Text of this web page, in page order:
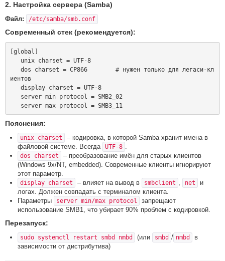
2. Настройка сервера (Samba)
Файл: /etc/samba/smb.conf
Современный стек (рекомендуется):
[global]
иентов
Пояснения:
unix charset
– кодировка, в которой Samba хранит имена в
файловой системе. Всегда UTF-8 .
dos charset
– преобразование имён для старых клиентов
(Windows 9x/NT, embedded). Современные клиенты игнорируют
этот параметр.
display charset – влияет на вывод в smbclient , net
и
логах. Должен совпадать с терминалом клиента.
Параметры
server min/max protocol
запрещают
использование SMB1, что убирает 90% проблем с кодировкой.
Перезапуск:
sudo systemctl restart smbd nmbd (или smbd / nmbd
в
зависимости от дистрибутива)